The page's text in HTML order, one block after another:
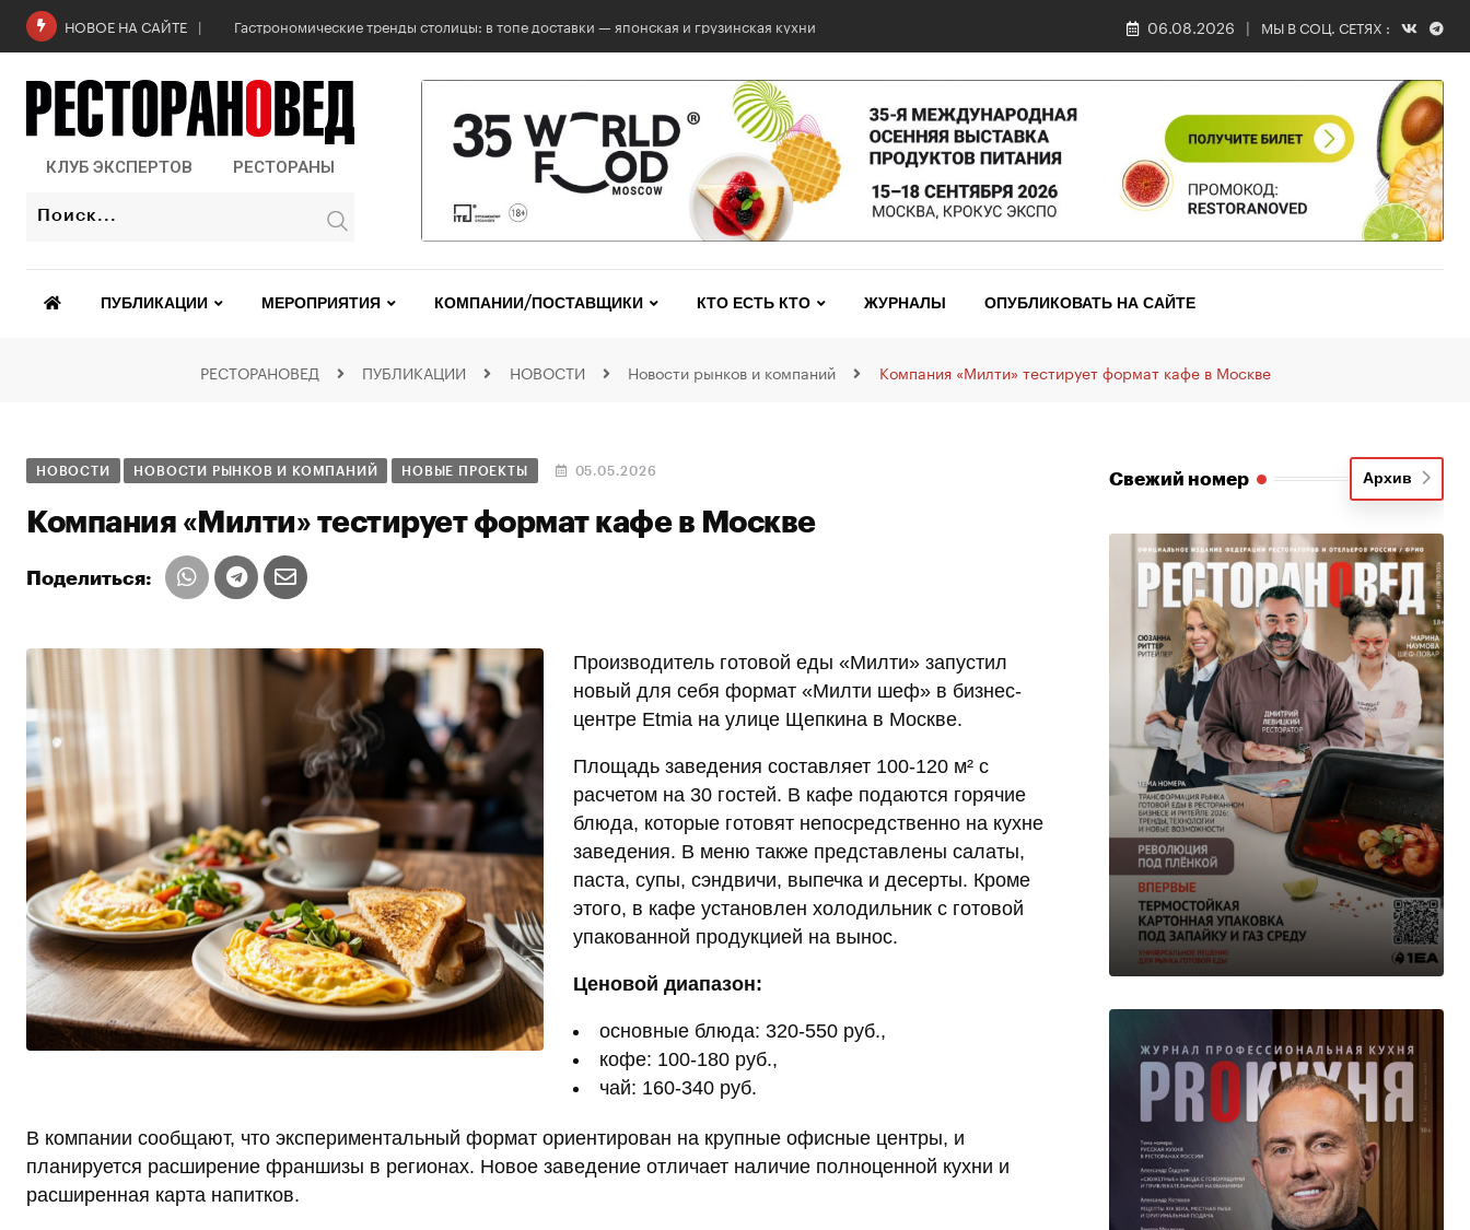
НОВОЕ НА САЙТЕ Гастрономические тренды столицы: в топе доставки — японская и грузинская кухни 06.08.2026 МЫ В СОЦ. СЕТЯХ :
КЛУБ ЭКСПЕРТОВ РЕСТОРАНЫ
ПУБЛИКАЦИИ МЕРОПРИЯТИЯ КОМПАНИИ/ПОСТАВЩИКИ КТО ЕСТЬ КТО ЖУРНАЛЫ ОПУБЛИКОВАТЬ НА САЙТЕ
РЕСТОРАНОВЕД ПУБЛИКАЦИИ НОВОСТИ Новости рынков и компаний Компания «Милти» тестирует формат кафе в Москве
НОВОСТИ НОВОСТИ РЫНКОВ И КОМПАНИЙ НОВЫЕ ПРОЕКТЫ 05.05.2026
Компания «Милти» тестирует формат кафе в Москве
Поделиться:
Производитель готовой еды «Милти» запустил
новый для себя формат «Милти шеф» в бизнес-
центре Etmia на улице Щепкина в Москве.
Площадь заведения составляет 100-120 м² с
расчетом на 30 гостей. В кафе подаются горячие
блюда, которые готовят непосредственно на кухне
заведения. В меню также представлены салаты,
паста, супы, сэндвичи, выпечка и десерты. Кроме
этого, в кафе установлен холодильник с готовой
упакованной продукцией на вынос.
Ценовой диапазон:
основные блюда: 320-550 руб.,
кофе: 100-180 руб.,
чай: 160-340 руб.
В компании сообщают, что экспериментальный формат ориентирован на крупные офисные центры, и
планируется расширение франшизы в регионах. Новое заведение отличает наличие полноценной кухни и
расширенная карта напитков.
Свежий номер Архив